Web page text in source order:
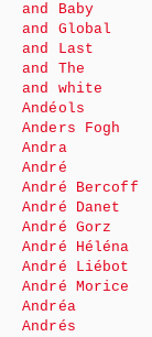
and Baby
and Global
and Last
and The
and white
Andéols
Anders Fogh
Andra
André
André Bercoff
André Danet
André Gorz
André Héléna
André Liébot
André Morice
Andréa
Andrés